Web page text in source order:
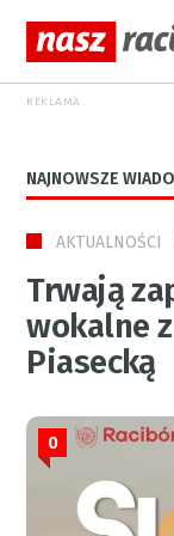
REKLAMA
NAJNOWSZE
AKTUALNOŚCI
Trwają
wokalne
Piasecką
0